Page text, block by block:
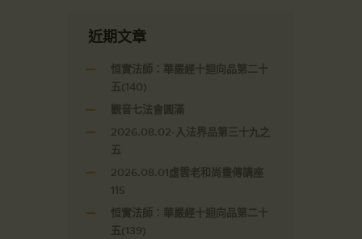
近期文章
恒實法師：華嚴經十迴向品第二十
五(140)
觀音七法會圓滿
2026.08.02-入法界品第三十九之
五
2026.08.01虛雲老和尚畫傳講座
115
恒實法師：華嚴經十迴向品第二十
五(139)